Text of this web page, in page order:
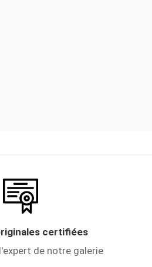
certifiées
de notre galerie